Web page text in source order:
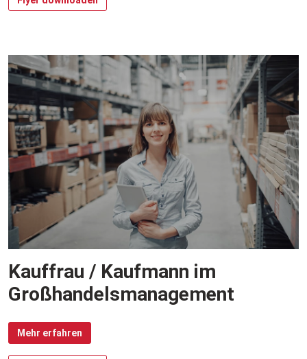
Kauffrau / Kaufmann im
Großhandelsmanagement
Mehr erfahren